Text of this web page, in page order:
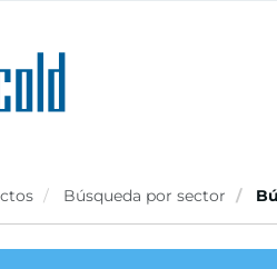
Búsqueda por sector